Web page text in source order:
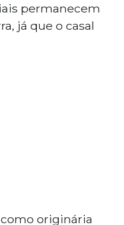
permanecem
já que o casal
originária